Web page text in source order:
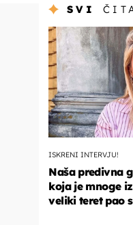
SVI
ISKRENI INTERVJU!
Naša predivna
koja je mnoge
veliki teret pao